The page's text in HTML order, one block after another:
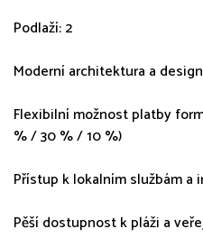
Podlaží: 2
Moderní architektura a design
Flexibilní možnost platby
% / 30 % / 10 %)
Přístup k lokalním službám a
Pěší dostupnost k pláži a